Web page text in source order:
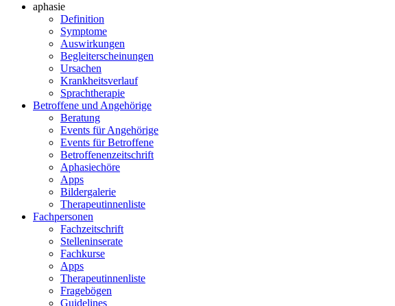
aphasie
Definition
Symptome
Auswirkungen
Begleiterscheinungen
Ursachen
Krankheitsverlauf
Sprachtherapie
Betroffene und Angehörige
Beratung
Events für Angehörige
Events für Betroffene
Betroffenenzeitschrift
Aphasiechöre
Apps
Bildergalerie
Therapeutinnenliste
Fachpersonen
Fachzeitschrift
Stelleninserate
Fachkurse
Apps
Therapeutinnenliste
Fragebögen
Guidelines